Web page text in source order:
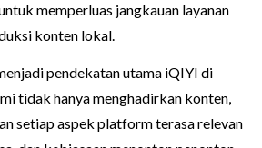
memperluas jangkauan layanan
konten lokal.
pendekatan utama iQIYI di
tidak hanya menghadirkan konten,
setiap aspek platform terasa relevan